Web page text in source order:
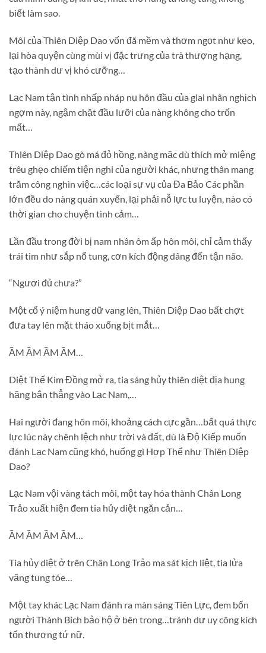
biết làm sao.
Môi của Thiên Diệp Dao vốn đã mềm và thơm ngọt như kẹo,
lại hòa quyện cùng mùi vị đặc trưng của trà thượng hạng,
tạo thành dư vị khó cưỡng…
Lạc Nam tận tình nhấp nháp nụ hôn đầu của giai nhân nghịch
ngợm này, ngậm chặt đầu lưỡi của nàng không cho trốn
mất…
Thiên Diệp Dao gò má đỏ hồng, nàng mặc dù thích mở miệng
trêu ghẹo chiếm tiện nghi của người khác, nhưng thân mang
trăm công nghìn việc…các loại sự vụ của Đa Bảo Các phần
lớn đều do nàng quán xuyến, lại phải nỗ lực tu luyện, nào có
thời gian cho chuyện tình cảm…
Lần đầu trong đời bị nam nhân ôm ấp hôn môi, chỉ cảm thấy
trái tim như sắp nổ tung, cơn kích động dâng đến tận não.
“Ngươi đủ chưa?”
Một cổ ý niệm hung dữ vang lên, Thiên Diệp Dao bất chợt
đưa tay lên mặt tháo xuống bịt mắt…
ẦM ẦM ẦM ẦM…
Diệt Thế Kim Đồng mở ra, tia sáng hủy thiên diệt địa hung
hăng bắn thẳng vào Lạc Nam,…
Hai người đang hôn môi, khoảng cách cực gần…bất quá thực
lực lúc này chênh lệch như trời và đất, dù là Độ Kiếp muốn
đánh Lạc Nam cũng khó, huống gì Hợp Thể như Thiên Diệp
Dao?
Lạc Nam vội vàng tách môi, một tay hóa thành Chân Long
Trảo xuất hiện đem tia hủy diệt ngăn cản…
ẦM ẦM ẦM ẦM…
Tia hủy diệt ở trên Chân Long Trảo ma sát kịch liệt, tia lửa
văng tung tóe…
Một tay khác Lạc Nam đánh ra màn sáng Tiên Lực, đem bốn
người Thành Bích bảo hộ ở bên trong…tránh dư uy công kích
tổn thương tứ nữ.